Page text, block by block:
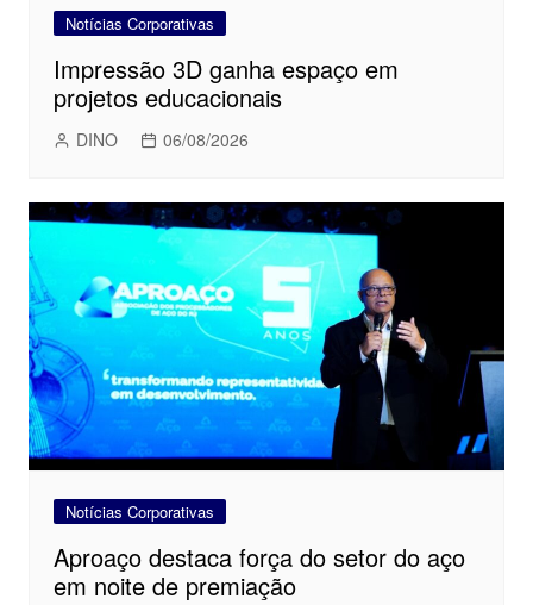
Notícias Corporativas
Impressão 3D ganha espaço em
projetos educacionais
DINO 06/08/2026
Notícias Corporativas
Aproaço destaca força do setor do aço
em noite de premiação